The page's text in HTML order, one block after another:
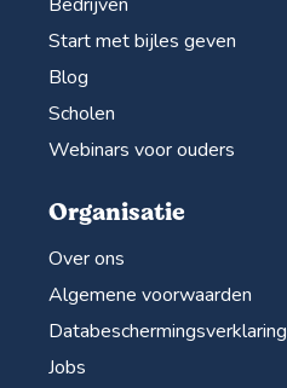
Start met bijles geven
Blog
Scholen
Webinars voor ouders
Organisatie
Over ons
Algemene voorwaarden
Databeschermingsverklaring
Jobs